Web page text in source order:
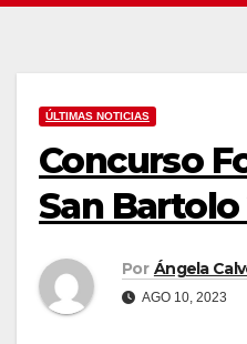
ÚLTIMAS NOTICIAS
Concurso
San Bartolo
Por Ángela
AGO 10, 2023